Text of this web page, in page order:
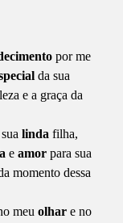
por me
da sua
e a graça da
linda filha,
e amor para sua
momento dessa
meu olhar e no